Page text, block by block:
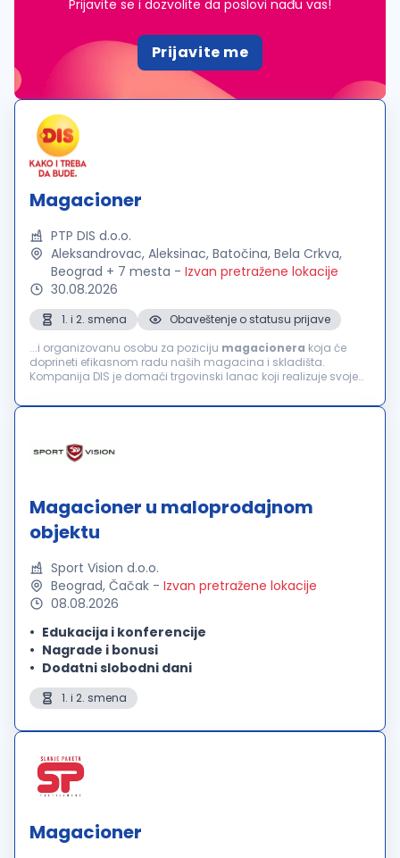
Prijavite se i dozvolite da poslovi nađu vas!
Prijavite me
Magacioner
PTP DIS d.o.o.
Aleksandrovac, Aleksinac, Batočina, Bela Crkva,
Beograd + 7 mesta - Izvan pretražene lokacije
30.08.2026
1. i 2. smena
Obaveštenje o statusu prijave
...i organizovanu osobu za poziciju magacionera koja će
doprineti efikasnom radu naših magacina i skladišta.
Kompanija DIS je domaći trgovinski lanac koji realizuje svoje
franšize. U cilju jačanja našeg...
Magacioner u maloprodajnom
objektu
Sport Vision d.o.o.
Beograd, Čačak - Izvan pretražene lokacije
08.08.2026
Edukacija i konferencije
Nagrade i bonusi
Dodatni slobodni dani
1. i 2. smena
Magacioner